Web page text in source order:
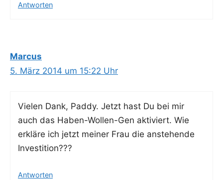
Antworten
Marcus
5. März 2014 um 15:22 Uhr
Vie­len Dank, Pad­dy. Jetzt hast Du bei mir
auch das Haben-Wol­len-Gen akti­viert. Wie
erklä­re ich jetzt mei­ner Frau die anste­hen­de
Investition???
Antworten